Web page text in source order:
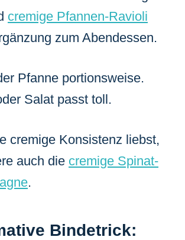
cremige Pfannen-Ravioli
zum Abendessen.
Pfanne portionsweise.
Salat passt toll.
cremige Konsistenz liebst,
auch die cremige Spinat-
.
Bindetrick: